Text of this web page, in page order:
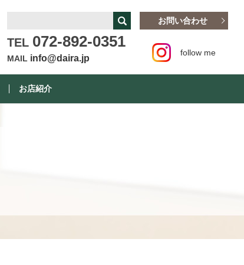
TEL 072-892-0351
MAIL info@daira.jp
お問い合わせ
follow me
お店紹介